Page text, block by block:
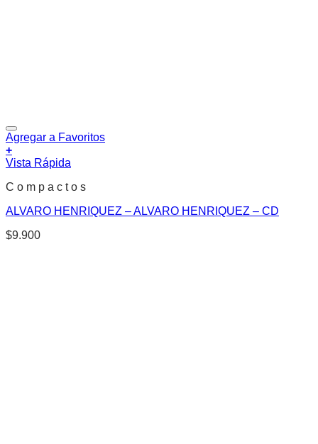
Agregar a Favoritos
+
Vista Rápida
C o m p a c t o s
ALVARO HENRIQUEZ – ALVARO HENRIQUEZ – CD
$9.900